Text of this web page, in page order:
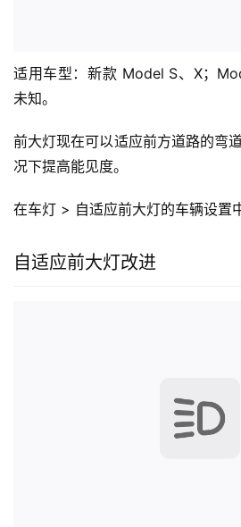
适用车型：新款 Model S、X；
未知。
前大灯现在可以适应前方道路的弯
况下提高能见度。
在车灯 > 自适应前大灯的车辆设置
自适应前大灯改进